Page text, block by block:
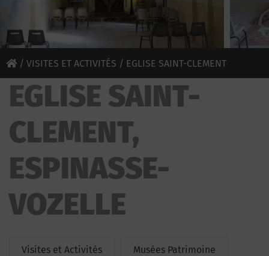
/ VISITES ET ACTIVITÉS / EGLISE SAINT-CLEMENT
EGLISE SAINT-
CLEMENT,
ESPINASSE-
VOZELLE
Visites et Activités Musées Patrimoine